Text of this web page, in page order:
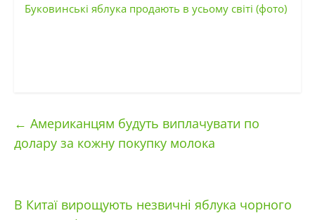
Буковинські яблука продають в усьому світі (фото)
← Американцям будуть виплачувати по
долару за кожну покупку молока
В Китаї вирощують незвичні яблука чорного